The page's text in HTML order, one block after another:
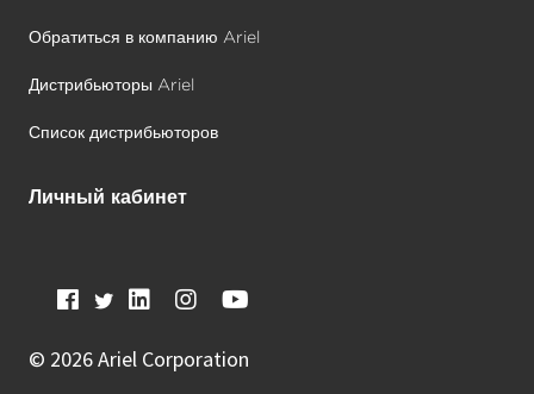
Обратиться в компанию Ariel
Дистрибьюторы Ariel
Список дистрибьюторов
Личный кабинет
© 2026 Ariel Corporation